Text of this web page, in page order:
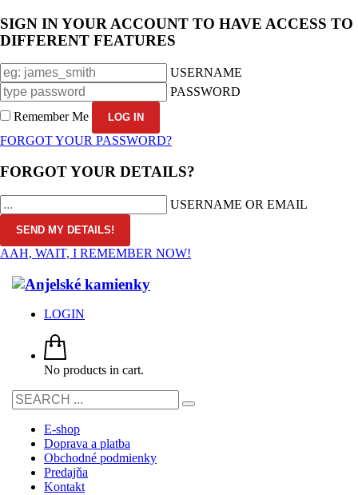
SIGN IN YOUR ACCOUNT TO HAVE ACCESS TO
DIFFERENT FEATURES
USERNAME
PASSWORD
Remember Me
FORGOT YOUR PASSWORD?
FORGOT YOUR DETAILS?
USERNAME OR EMAIL
AAH, WAIT, I REMEMBER NOW!
LOGIN
No products in cart.
E-shop
Doprava a platba
Obchodné podmienky
Predajňa
Kontakt